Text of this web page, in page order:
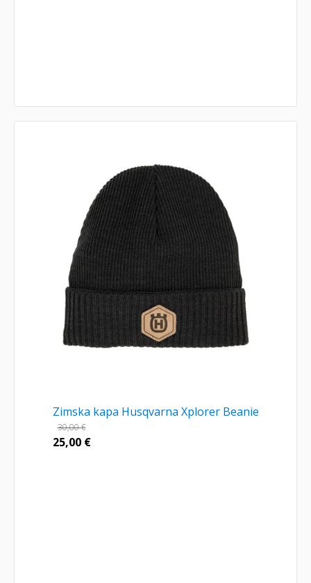
Zimska kapa Husqvarna Xplorer Beanie
30,00€
25,00 €